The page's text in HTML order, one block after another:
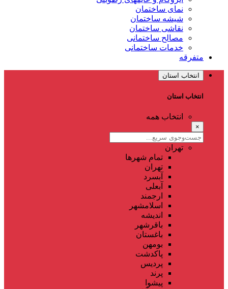
نمای ساختمان
شیشه ساختمان
نقاشی ساختمان
مصالح ساختمانی
خدمات ساختمانی
متفرقه
انتخاب استان
انتخاب استان
انتخاب همه
×
تهران
تمام شهر‌ها
تهران
آبسرد
آبعلی
ارجمند
اسلامشهر
اندیشه
باقرشهر
باغستان
بومهن
پاکدشت
پردیس
پرند
پیشوا